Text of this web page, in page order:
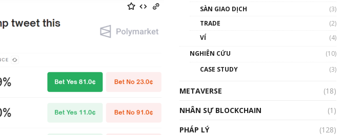
01:34:46
SÀN GIAO DỊCH
(3)
TRADE
(2)
VÍ
(4)
NGHIÊN CỨU
(10)
CASE STUDY
(3)
METAVERSE
(18)
NHÂN SỰ BLOCKCHAIN
(1)
PHÁP LÝ
(128)